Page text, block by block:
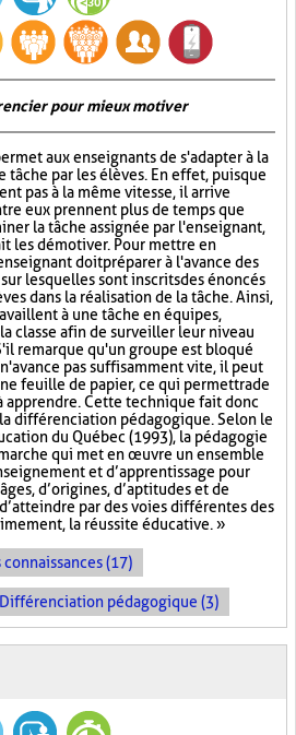
pour mieux motiver
aux enseignants de s'adapter à la
par les élèves. En effet, puisque
pas à la même vitesse, il arrive
eux prennent plus de temps que
la tâche assignée par l'enseignant,
les démotiver. Pour mettre en
doit préparer à l'avance des
lesquelles sont inscrits des énoncés
dans la réalisation de la tâche. Ainsi,
à une tâche en équipes,
classe afin de surveiller leur niveau
remarque qu'un groupe est bloqué
pas suffisamment vite, il peut
feuille de papier, ce qui permettra de
Cette technique fait donc
différenciation pédagogique. Selon le
du Québec (1993), la pédagogie
qui met en œuvre un ensemble
et d’apprentissage pour
d’origines, d’aptitudes et de
par des voies différentes des
la réussite éducative. »
(17)
Différenciation pédagogique (3)